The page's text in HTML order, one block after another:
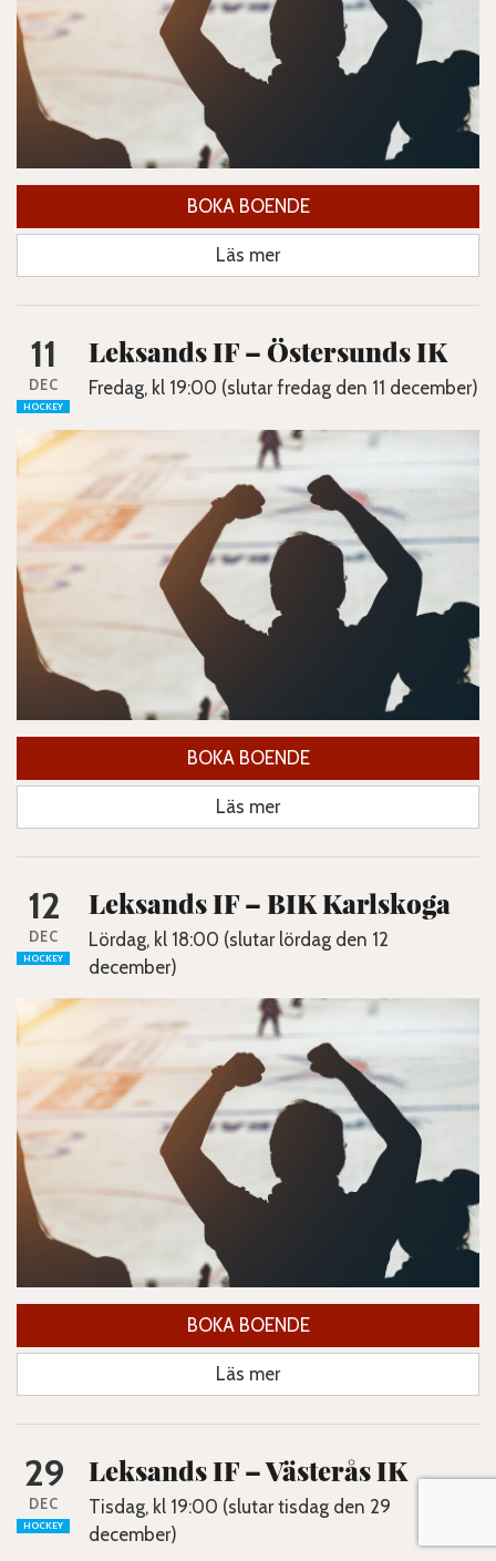
BOKA BOENDE
Läs mer
11
DEC
HOCKEY
Leksands IF – Östersunds IK
Fredag, kl 19:00 (slutar fredag den 11 december)
BOKA BOENDE
Läs mer
12
DEC
HOCKEY
Leksands IF – BIK Karlskoga
Lördag, kl 18:00 (slutar lördag den 12
december)
BOKA BOENDE
Läs mer
29
DEC
HOCKEY
Leksands IF – Västerås IK
Tisdag, kl 19:00 (slutar tisdag den 29
december)